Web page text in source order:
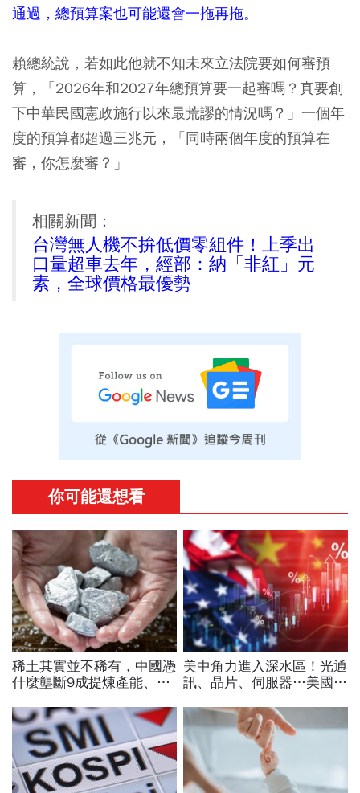
通過，總預算案也可能還會一拖再拖。
賴總統說，若如此他就不知未來立法院要如何審預
算，「2026年和2027年總預算要一起審嗎？真要創
下中華民國憲政施行以來最荒謬的情況嗎？」一個年
度的預算都超過三兆元，「同時兩個年度的預算在
審，你怎麼審？」
相關新聞：
台灣無人機不拚低價零組件！上季出
口量超車去年，經部：納「非紅」元
素，全球價格最優勢